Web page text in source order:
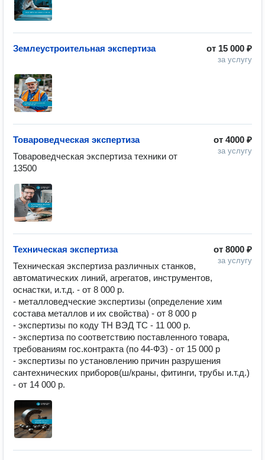
от 15 000 ₽
за услугу
⁠Землеустроительная экспертиза
от 4000 ₽
за услугу
⁠Товароведческая экспертиза
⁠Товароведческая экспертиза техники от
13500
от 8000 ₽
за услугу
⁠Техническая экспертиза
Техническая экспертиза различных станков,
автоматических линий, агрегатов, инструментов,
оснастки, и.т.д. - от 8 000 р.
- металловедческие экспертизы (определение хим
состава металлов и их свойства) - от 8 000 р
- экспертизы по коду ТН ВЭД ТС - 11 000 р.
- экспертиза по соответствию поставленного товара,
требованиям гос.контракта (по 44-ФЗ) - от 15 000 р
- экспертизы по установлению причин разрушения
сантехнических приборов(ш/краны, фитинги, трубы и.т.д.)
- от 14 000 р.